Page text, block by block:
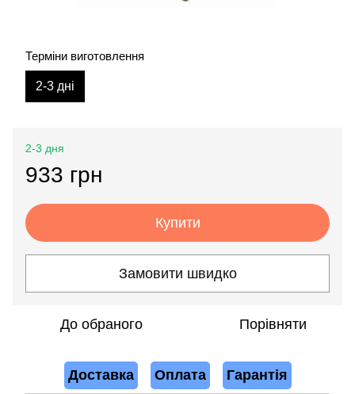
Терміни виготовлення
2-3 дні
2-3 дня
933 грн
Купити
Замовити швидко
До обраного Порівняти
Доставка Оплата Гарантія